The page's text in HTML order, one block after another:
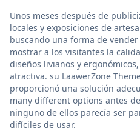
Unos meses después de
locales y exposiciones de
buscando una forma de
mostrar a los visitantes la
diseños livianos y
atractiva. su LaawerZone
proporcionó una solución
many different options antes
ninguno de ellos parecía ser
difíciles de usar.